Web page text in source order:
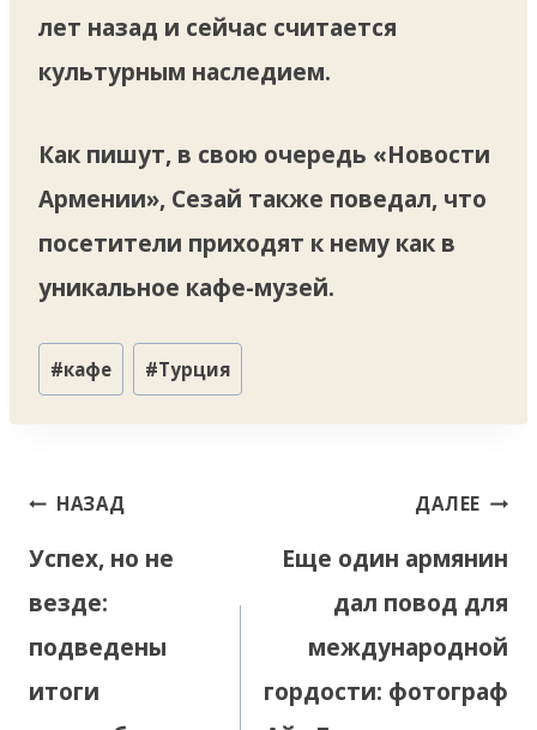
лет назад и сейчас считается
культурным наследием.
Как пишут, в свою очередь «Новости
Армении», Сезай также поведал, что
посетители приходят к нему как в
уникальное кафе-музей.
Метки
записи:
#кафе #Турция
Навигация
записям
НАЗАД
Успех, но не
везде:
подведены
итоги
ДАЛЕЕ
Еще один армянин
дал повод для
международной
гордости: фотограф